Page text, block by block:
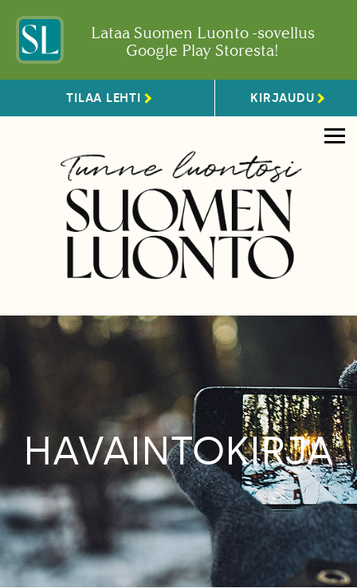
Lataa Suomen Luonto -sovellus
Google Play Storesta!
TILAA LEHTI KIRJAUDU
HAVAINTOKIRJA